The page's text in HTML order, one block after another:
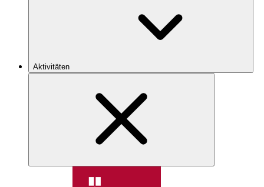
Aktivitäten